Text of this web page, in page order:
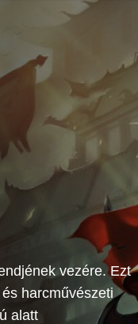
vezére. Ezt
harcművészeti
alatt